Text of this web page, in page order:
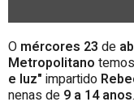
O mércores 23 de
Metropolitano
e luz" impartido
nenas de 9 a 14 anos.